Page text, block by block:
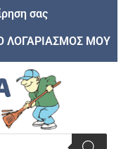
σας
ΛΟΓΑΡΙΑΣΜΟΣ ΜΟΥ